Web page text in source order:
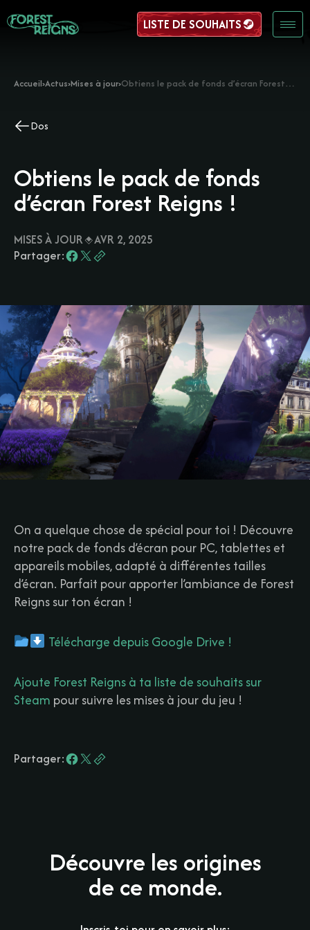
LISTE DE SOUHAITS
Accueil›Actus›Mises à jour› Obtiens le pack de fonds d’écran Forest Reigns !
Dos
Obtiens le pack de fonds
d’écran Forest Reigns !
MISES À JOUR
AVR 2, 2025
Partager:
On a quelque chose de spécial pour toi ! Découvre
notre pack de fonds d’écran pour PC, tablettes et
appareils mobiles, adapté à différentes tailles
d’écran. Parfait pour apporter l’ambiance de Forest
Reigns sur ton écran !
Télécharge depuis Google Drive !
Ajoute Forest Reigns à ta liste de souhaits sur
Steam pour suivre les mises à jour du jeu !
Partager:
Découvre les origines
de ce monde.